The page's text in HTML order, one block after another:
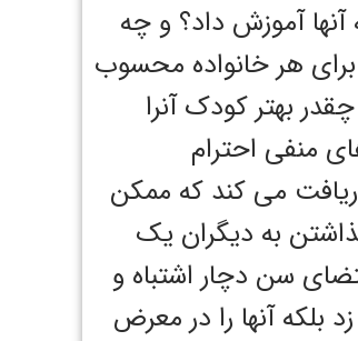
آنها آموزش داد؟ و چه
هر خانواده محسوب
بهتر کودک آنرا
منفی احترام
می کند که ممکن
به دیگران یک
سن دچار اشتباه و
بلکه آنها را در معرض